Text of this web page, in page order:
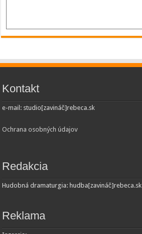
Kontakt
e-mail: studio[zavináč]rebeca.sk
Ochrana osobných údajov
Redakcia
Hudobná dramaturgia: hudba[zavináč]rebeca.sk
Reklama